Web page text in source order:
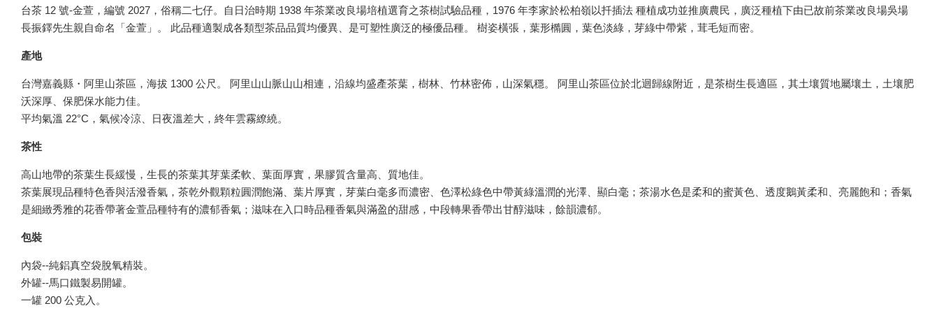
台茶 12 號-金萱，編號 2027，俗稱二七仔。自日治時期 1938 年茶業改良場培植選育之茶樹試驗品種，1976 年李家於松柏嶺以扦插法 種植成功並推廣農民，廣泛種植下由已故前茶業改良場吳場
長振鐸先生親自命名「金萱」。 此品種適製成各類型茶品品質均優異、是可塑性廣泛的極優品種。 樹姿橫張，葉形橢圓，葉色淡綠，芽綠中帶紫，茸毛短而密。
產地
台灣嘉義縣・阿里山茶區，海拔 1300 公尺。 阿里山山脈山山相連，沿線均盛產茶葉，樹林、竹林密佈，山深氣穩。 阿里山茶區位於北迴歸線附近，是茶樹生長適區，其土壤質地屬壤土，土壤肥
沃深厚、保肥保水能力佳。
平均氣溫 22°C，氣候冷涼、日夜溫差大，終年雲霧繚繞。
茶性
高山地帶的茶葉生長緩慢，生長的茶葉其芽葉柔軟、葉面厚實，果膠質含量高、質地佳。
茶葉展現品種特色香與活潑香氣，茶乾外觀顆粒圓潤飽滿、葉片厚實，芽葉白毫多而濃密、色澤松綠色中帶黃綠溫潤的光澤、顯白毫；茶湯水色是柔和的蜜黃色、透度鵝黃柔和、亮麗飽和；香氣
是細緻秀雅的花香帶著金萱品種特有的濃郁香氣；滋味在入口時品種香氣與滿盈的甜感，中段轉果香帶出甘醇滋味，餘韻濃郁。
包裝
內袋--純鋁真空袋脫氧精裝。
外罐--馬口鐵製易開罐。
一罐 200 公克入。